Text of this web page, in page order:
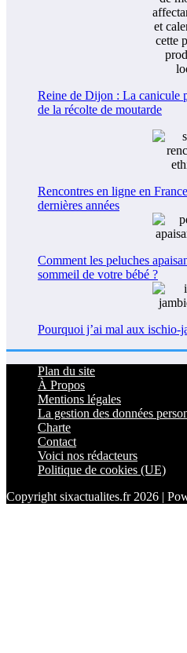
Reine de Dijon : La canicule
de la récolte de moutarde
Rencontres en ligne en
dernières années
Comment les peluches
sommeil de votre bébé ?
Pourquoi j’ai mal aux ischio-
Plan du site
À Propos
Mentions légales
La gestion des données
Charte
Contact
Voici nos rédacteurs
Politique de cookies (UE)
Copyright sixactualites.fr 2026 |